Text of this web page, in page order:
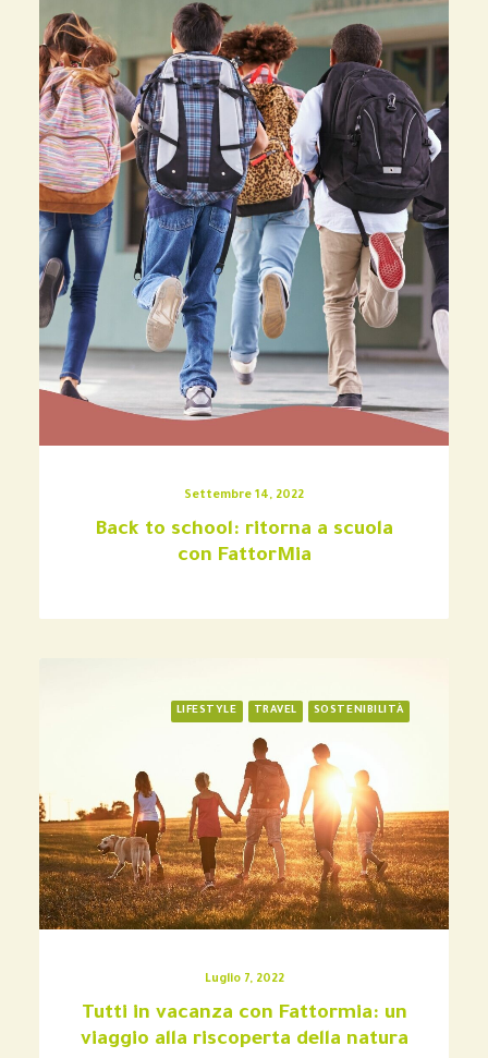
Settembre 14, 2022
Back to school: ritorna a scuola
con FattorMia
LIFESTYLE TRAVEL SOSTENIBILITÀ
Luglio 7, 2022
Tutti in vacanza con Fattormia: un
viaggio alla riscoperta della natura